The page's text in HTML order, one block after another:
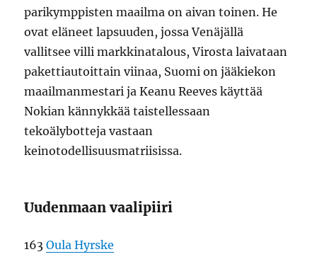
parikymppisten maailma on aivan toinen. He
ovat eläneet lapsuuden, jossa Venäjällä
vallitsee villi markkinatalous, Virosta laivataan
pakettiautoittain viinaa, Suomi on jääkiekon
maailmanmestari ja Keanu Reeves käyttää
Nokian kännykkää taistellessaan
tekoälybotteja vastaan
keinotodellisuusmatriisissa.
Uudenmaan vaalipiiri
163Oula Hyrske